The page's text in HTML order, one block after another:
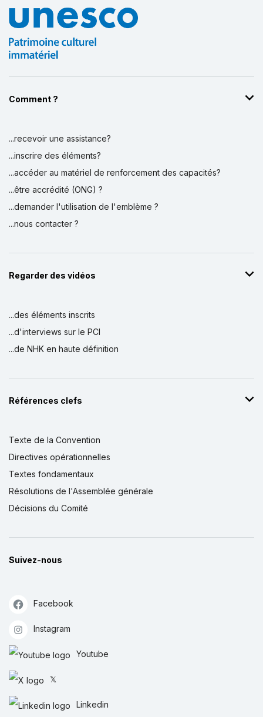
Comment ?
...recevoir une assistance?
...inscrire des éléments?
...accéder au matériel de renforcement des capacités?
...être accrédité (ONG) ?
...demander l'utilisation de l'emblème ?
...nous contacter ?
Regarder des vidéos
...des éléments inscrits
...d'interviews sur le PCI
...de NHK en haute définition
Références clefs
Texte de la Convention
Directives opérationnelles
Textes fondamentaux
Résolutions de l'Assemblée générale
Décisions du Comité
Suivez-nous
Facebook
Instagram
Youtube
𝕏
Linkedin